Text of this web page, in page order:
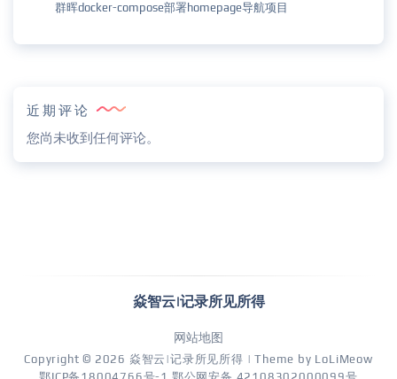
群晖docker-compose部署homepage导航项目
近期评论
您尚未收到任何评论。
焱智云|记录所见所得
网站地图
Copyright © 2026 焱智云|记录所见所得 | Theme by LoLiMeow